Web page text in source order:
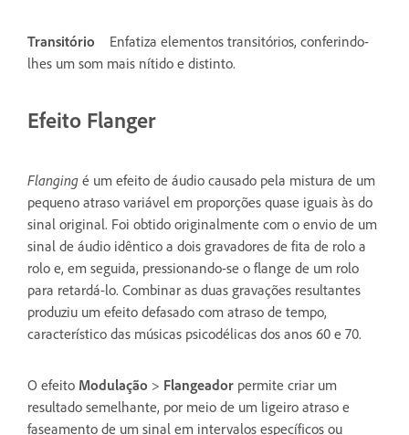
Transitório
Enfatiza elementos transitórios, conferindo-
lhes um som mais nítido e distinto.
Efeito Flanger
Flanging é um efeito de áudio causado pela mistura de um
pequeno atraso variável em proporções quase iguais às do
sinal original. Foi obtido originalmente com o envio de um
sinal de áudio idêntico a dois gravadores de fita de rolo a
rolo e, em seguida, pressionando-se o flange de um rolo
para retardá-lo. Combinar as duas gravações resultantes
produziu um efeito defasado com atraso de tempo,
característico das músicas psicodélicas dos anos 60 e 70.
O efeito Modulação > Flangeador permite criar um
resultado semelhante, por meio de um ligeiro atraso e
faseamento de um sinal em intervalos específicos ou